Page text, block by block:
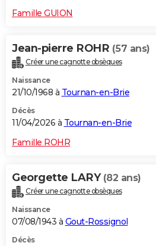
Famille GUION
Jean-pierre ROHR (57 ans)
Créer une cagnotte obsèques
Naissance
21/10/1968 à Tournan-en-Brie
Décès
11/04/2026 à Tournan-en-Brie
Famille ROHR
Georgette LARY (82 ans)
Créer une cagnotte obsèques
Naissance
07/08/1943 à Gout-Rossignol
Décès